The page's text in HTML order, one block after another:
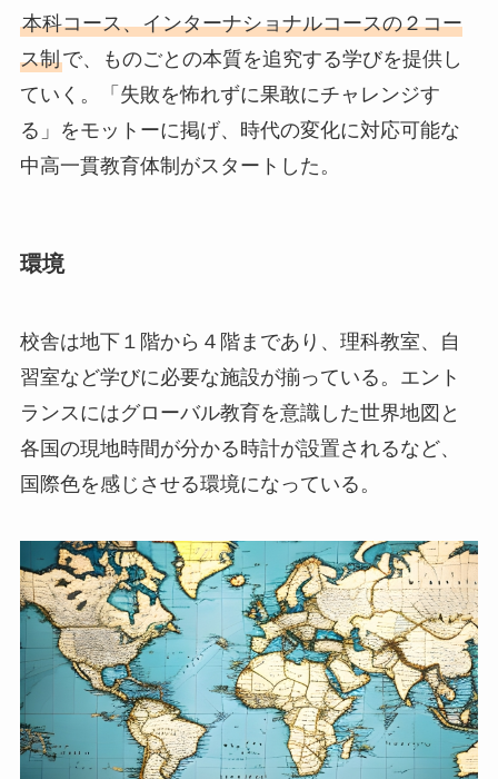
本科コース、インターナショナルコースの２コー
ス制で、ものごとの本質を追究する学びを提供し
ていく。「失敗を怖れずに果敢にチャレンジす
る」をモットーに掲げ、時代の変化に対応可能な
中高一貫教育体制がスタートした。
環境
校舎は地下１階から４階まであり、理科教室、自
習室など学びに必要な施設が揃っている。エント
ランスにはグローバル教育を意識した世界地図と
各国の現地時間が分かる時計が設置されるなど、
国際色を感じさせる環境になっている。